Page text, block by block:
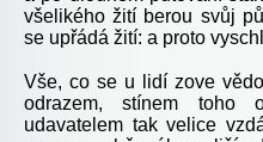
všelikého žití berou svůj
se upřádá žití: a proto
Vše, co se u lidí zove
odrazem, stínem toho
udavatelem tak velice